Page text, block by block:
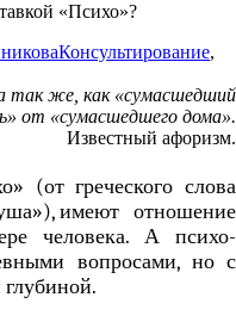
«Психо»?
Консультирование,
так же, как «сумасшедший
от «сумасшедшего дома».
Известный афоризм.
(от греческого слова
имеют отношение
человека. А психо-
вопросами, но с